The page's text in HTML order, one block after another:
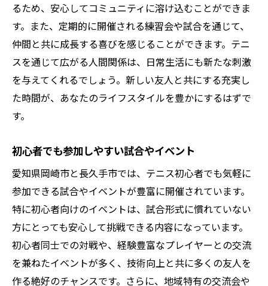
るため、安心してコミュニティに溶け込むことができま
す。また、定期的に開催される練習会や試合を通じて、
仲間と共に成長する喜びを感じることができます。テニ
スを通じて広がる人間関係は、日常生活にも新たな刺激
を与えてくれるでしょう。新しい友人と共にする充実し
た時間が、あなたのライフスタイルを豊かにするはずで
す。
初心者でも参加しやすい試合やイベント
愛知県岡崎市と長久手市では、テニス初心者でも気軽に
参加できる試合やイベントが豊富に開催されています。
特に初心者向けのイベントは、試合形式に慣れていない
方にとっても安心して挑戦できる内容になっています。
初心者同士での対戦や、経験豊富なプレイヤーとの交流
を兼ねたイベントが多く、技術向上と共に多くの友人を
作る絶好のチャンスです。さらに、地域特有の交流会や